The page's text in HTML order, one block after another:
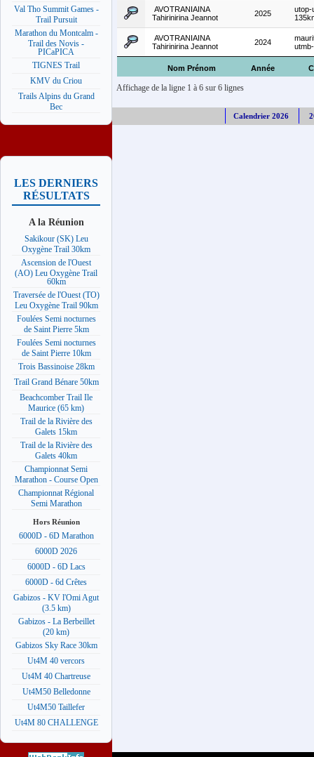
Val Tho Summit Games -
Trail Pursuit
Marathon du Montcalm -
Trail des Novis -
PICaPICA
TIGNES Trail
KMV du Criou
Trails Alpins du Grand
Bec
LES DERNIERS
RÉSULTATS
A la Réunion
Sakikour (SK) Leu
Oxygène Trail 30km
Ascension de l'Ouest
(AO) Leu Oxygène Trail
60km
Traversée de l'Ouest (TO)
Leu Oxygène Trail 90km
Foulées Semi nocturnes
de Saint Pierre 5km
Foulées Semi nocturnes
de Saint Pierre 10km
Trois Bassinoise 28km
Trail Grand Bénare 50km
Beachcomber Trail Ile
Maurice (65 km)
Trail de la Rivière des
Galets 15km
Trail de la Rivière des
Galets 40km
Championnat Semi
Marathon - Course Open
Championnat Régional
Semi Marathon
Hors Réunion
6000D - 6D Marathon
6000D 2026
6000D - 6D Lacs
6000D - 6d Crêtes
Gabizos - KV l'Omi Agut
(3.5 km)
Gabizos - La Berbeillet
(20 km)
Gabizos Sky Race 30km
Ut4M 40 vercors
Ut4M 40 Chartreuse
Ut4M50 Belledonne
Ut4M50 Taillefer
Ut4M 80 CHALLENGE
Nom Prénom Année
AVOTRANIAINA
Tahirinirina Jeannot
2025
utop-
AVOTRANIAINA
Tahirinirina Jeannot
2024
Affichage de la ligne 1 à 6 sur 6 lignes
Calendrier 2026